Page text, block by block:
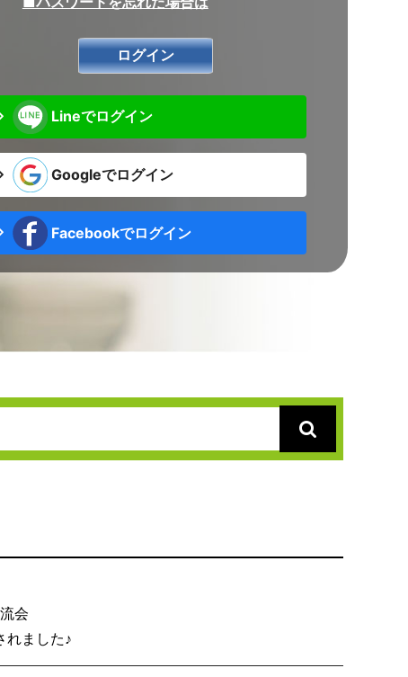
Lineでログイン
Googleでログイン
Facebookでログイン
会
開催されました♪